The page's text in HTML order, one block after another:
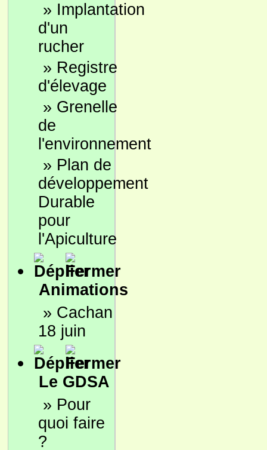
» Implantation
d'un
rucher
» Registre
d'élevage
» Grenelle
de
l'environnement
» Plan de
développement
Durable
pour
l'Apiculture
Animations
» Cachan
18 juin
Le GDSA
» Pour
quoi faire
?